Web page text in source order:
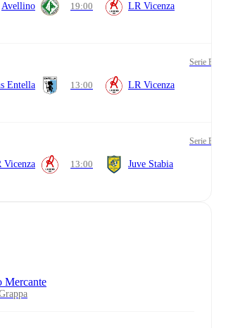
Avellino 19:00 LR Vicenza
Serie B
Entella 13:00 LR Vicenza
Serie B
Vicenza 13:00 Juve Stabia
Mercante